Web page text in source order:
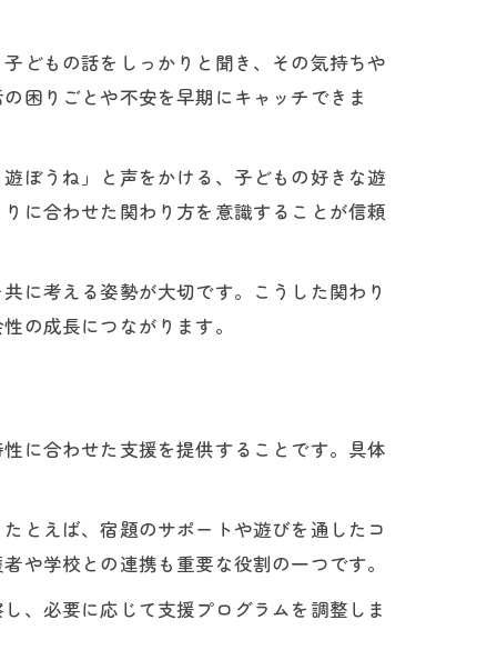
どもの話をしっかりと聞き、その気持ちや
困りごとや不安を早期にキャッチできま
ぼうね」と声をかける、子どもの好きな遊
に合わせた関わり方を意識することが信頼
に考える姿勢が大切です。こうした関わり
の成長につながります。
に合わせた支援を提供することです。具体
とえば、宿題のサポートや遊びを通したコ
や学校との連携も重要な役割の一つです。
、必要に応じて支援プログラムを調整しま